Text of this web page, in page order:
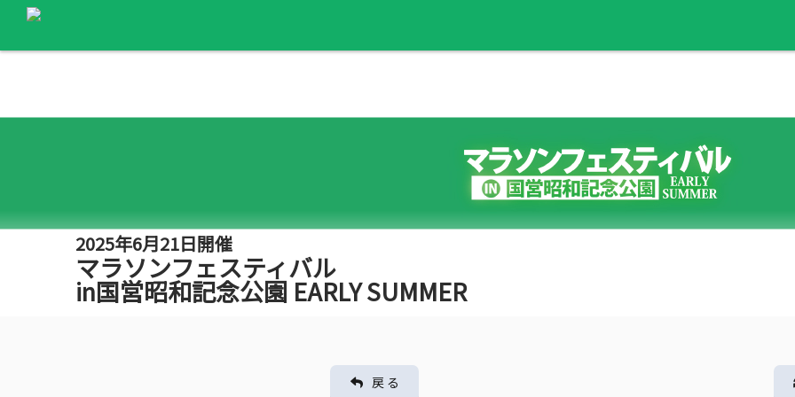
2025年6月21日開催
マラソンフェスティバル
in国営昭和記念公園 EARLY SUMMER
戻 る